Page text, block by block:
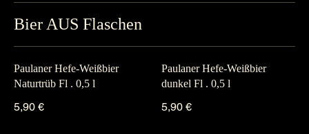
Bier AUS Flaschen
Paulaner Hefe-Weißbier
Naturtrüb Fl . 0,5 l
5,90 €
Paulaner Hefe-Weißbier
dunkel Fl . 0,5 l
5,90 €